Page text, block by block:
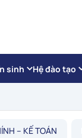
sinh Hệ đào tạo
– KẾ TOÁN